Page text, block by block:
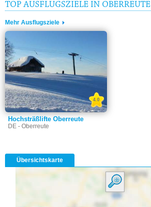
TOP AUSFLUGSZIELE IN OBERREUTE
Mehr Ausflugsziele
Hochsträßlifte Oberreute
DE - Oberreute
4.0
Übersichtskarte